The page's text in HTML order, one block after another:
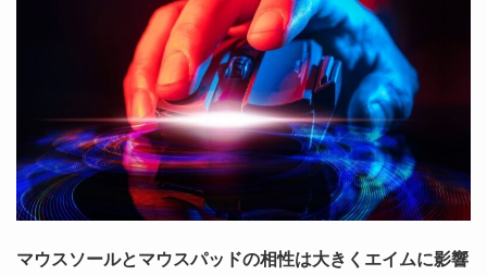
マウスソールとマウスパッドの相性は大きくエイムに影響